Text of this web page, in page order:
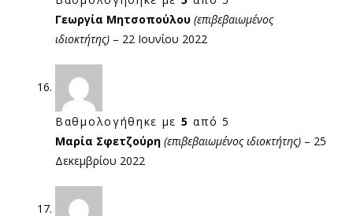
Γεωργία Μητσοπούλου (επιβεβαιωμένος
ιδιοκτήτης) – 22 Ιουνίου 2022
Βαθμολογήθηκε με 5 από 5
Μαρία Σφετζούρη (επιβεβαιωμένος ιδιοκτήτης) – 25
Δεκεμβρίου 2022